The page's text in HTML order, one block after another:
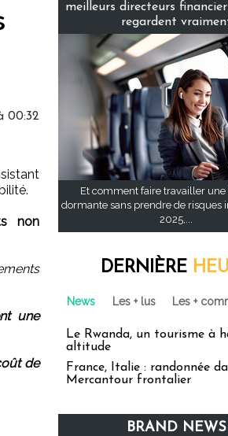
00:32
non
une
de
meilleurs directeurs
regardent
Et comment faire travailler une
dormante sans prendre de risques
2025,...
DERNIÈRE
News Les + lus Les +
Le Rwanda, un tourisme à
altitude
France, Italie : randonnée
Mercantour frontalier
BRAND NEWS